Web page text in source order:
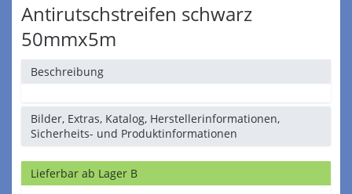
Antirutschstreifen schwarz
50mmx5m
Beschreibung
Bilder, Extras, Katalog, Herstellerinformationen,
Sicherheits- und Produktinformationen
Lieferbar ab Lager B